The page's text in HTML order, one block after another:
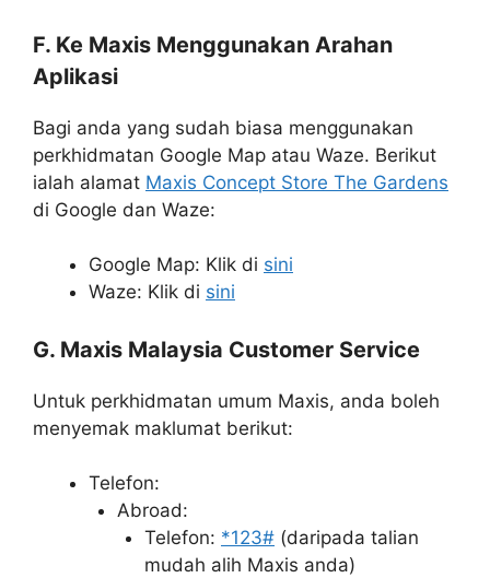
F. Ke Maxis Menggunakan Arahan
Aplikasi
Bagi anda yang sudah biasa menggunakan
perkhidmatan Google Map atau Waze. Berikut
ialah alamat Maxis Concept Store The Gardens
di Google dan Waze:
Google Map: Klik di sini
Waze: Klik di sini
G. Maxis Malaysia Customer Service
Untuk perkhidmatan umum Maxis, anda boleh
menyemak maklumat berikut:
Telefon:
Abroad:
Telefon: *123# (daripada talian
mudah alih Maxis anda)